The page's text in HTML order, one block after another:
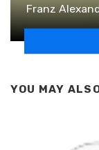
Franz
YOU MAY